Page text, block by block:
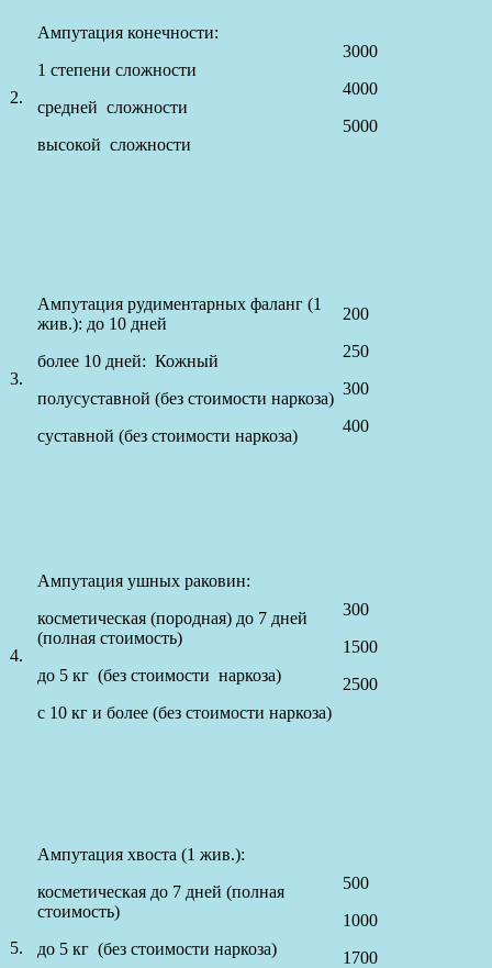
2.
Ампутация конечности:
1 степени сложности
средней сложности
высокой сложности
3000
4000
5000
3.
Ампутация рудиментарных фаланг (1
жив.): до 10 дней
более 10 дней: Кожный
полусуставной (без стоимости наркоза)
суставной (без стоимости наркоза)
200
250
300
400
4.
Ампутация ушных раковин:
косметическая (породная) до 7 дней
(полная стоимость)
до 5 кг (без стоимости наркоза)
с 10 кг и более (без стоимости наркоза)
300
1500
2500
5.
Ампутация хвоста (1 жив.):
косметическая до 7 дней (полная
стоимость)
до 5 кг (без стоимости наркоза)
500
1000
1700